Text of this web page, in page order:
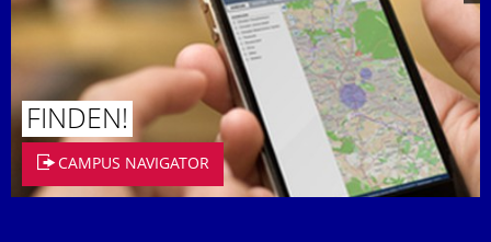
FINDEN!
CAMPUS NAVIGATOR